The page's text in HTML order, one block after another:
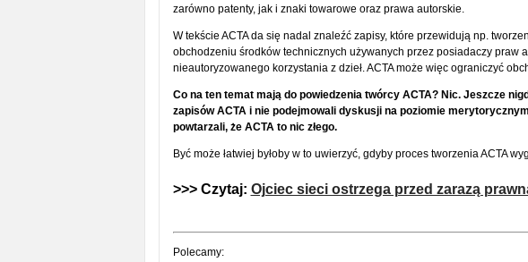
zarówno patenty, jak i znaki towarowe oraz prawa autorskie.
W tekście ACTA da się nadal znaleźć zapisy, które przewidują np.
obchodzeniu środków technicznych używanych przez posiadaczy praw
nieautoryzowanego korzystania z dzieł. ACTA może więc ograniczyć
Co na ten temat mają do powiedzenia twórcy ACTA? Nic. Jeszcze
zapisów ACTA i nie podejmowali dyskusji na poziomie
powtarzali, że ACTA to nic złego.
Być może łatwiej byłoby w to uwierzyć, gdyby proces tworzenia ACTA
>>> Czytaj: Ojciec sieci ostrzega przed zarazą
Polecamy: